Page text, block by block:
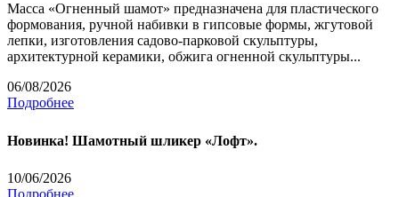
Масса «Огненный шамот» предназначена для пластического
формования, ручной набивки в гипсовые формы, жгутовой
лепки, изготовления садово-парковой скульптуры,
архитектурной керамики, обжига огненной скульптуры...
06/08/2026
Подробнее
Новинка! Шамотный шликер «Лофт».
10/06/2026
Подробнее